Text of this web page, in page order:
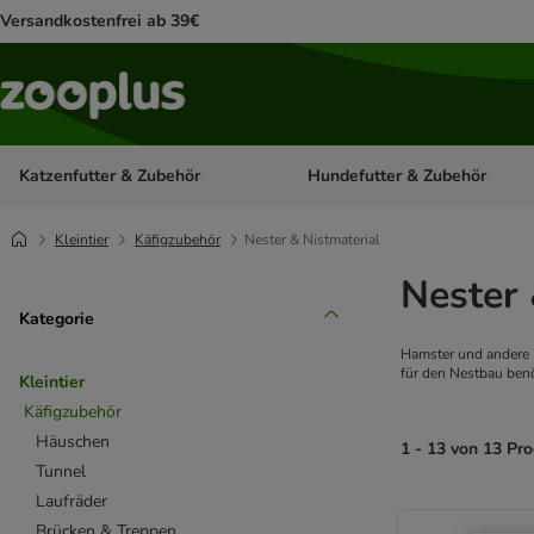
Versandkostenfrei ab 39€
Katzenfutter & Zubehör Kategorie-Menü öffnen:
Hundefutter & Zubehör
Kleintier Käfigzubehör Nester & Nistmaterial
Kategorie
Kleintier
Käfigzubehör
Häuschen
Tunnel
Laufräder
Hamster und
für den Nestbau
1 - 13 von 13